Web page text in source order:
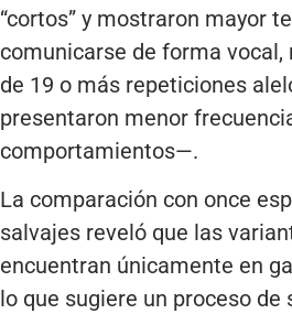
“cortos” y mostraron mayor
comunicarse de forma
de 19 o más repeticiones
presentaron menor
comportamientos—.
La comparación con once
salvajes reveló que las
encuentran únicamente en
lo que sugiere un proceso de